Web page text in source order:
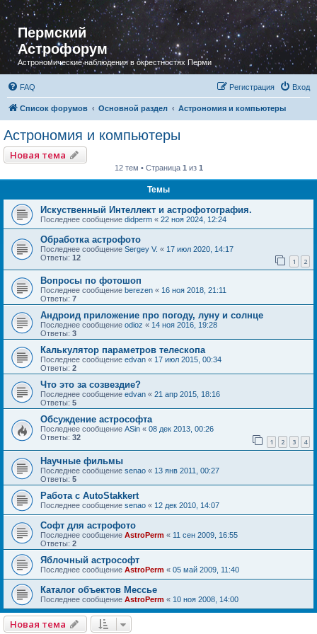
Пермский
Астрофорум
Астрономические наблюдения в окрестностях Перми
FAQ Вход
Регистрация
Список форумов Основной раздел Астрономия и компьютеры
Астрономия и компьютеры
Новая тема
12 тем • Страница 1 из 1
Темы
Искуственный Интеллект и астрофотография.
Последнее сообщение didperm « 22 ноя 2024, 12:24
Обработка астрофото
Последнее сообщение Sergey V. « 17 июл 2020, 14:17
Ответы: 12 1 2
Вопросы по фотошоп
Последнее сообщение berezen « 16 ноя 2018, 21:11
Ответы: 7
Андроид приложение про погоду, луну и солнце
Последнее сообщение odioz « 14 ноя 2016, 19:28
Ответы: 3
Калькулятор параметров телескопа
Последнее сообщение edvan « 17 июл 2015, 00:34
Ответы: 2
Что это за созвездие?
Последнее сообщение edvan « 21 апр 2015, 18:16
Ответы: 5
Обсуждение астрософта
Последнее сообщение ASin « 08 дек 2013, 00:26
Ответы: 32 1 2 3 4
Научные фильмы
Последнее сообщение senao « 13 янв 2011, 00:27
Ответы: 5
Работа с AutoStakkert
Последнее сообщение senao « 12 дек 2010, 14:07
Софт для астрофото
Последнее сообщение AstroPerm « 11 сен 2009, 16:55
Ответы: 2
Яблочный астрософт
Последнее сообщение AstroPerm « 05 май 2009, 11:40
Каталог объектов Мессье
Последнее сообщение AstroPerm « 10 ноя 2008, 14:00
Новая тема